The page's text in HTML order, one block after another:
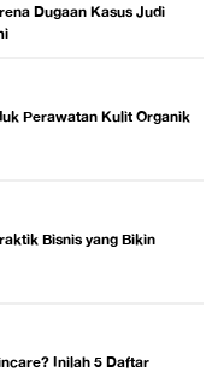
Dugaan Kasus Judi
Perawatan Kulit Organik
Bisnis yang Bikin
Inilah 5 Daftar